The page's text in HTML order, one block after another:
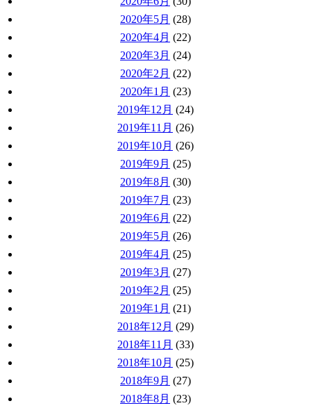
2020年5月 (28)
2020年4月 (22)
2020年3月 (24)
2020年2月 (22)
2020年1月 (23)
2019年12月 (24)
2019年11月 (26)
2019年10月 (26)
2019年9月 (25)
2019年8月 (30)
2019年7月 (23)
2019年6月 (22)
2019年5月 (26)
2019年4月 (25)
2019年3月 (27)
2019年2月 (25)
2019年1月 (21)
2018年12月 (29)
2018年11月 (33)
2018年10月 (25)
2018年9月 (27)
2018年8月 (23)